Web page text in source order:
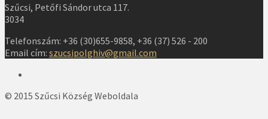
Szűcsi, Petőfi Sándor utca 117.
3034
Telefonszám: +36 (30)655-9858, +36 (37) 526 - 200
Email cím: szucsipolghiv@gmail.com
© 2015 Szűcsi Község Weboldala